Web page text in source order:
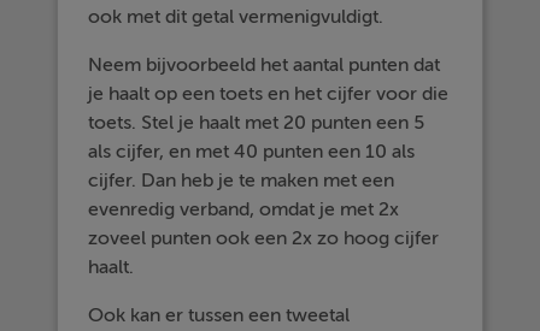
ook met dit getal vermenigvuldigt.
Neem bijvoorbeeld het aantal punten dat
je haalt op een toets en het cijfer voor die
toets. Stel je haalt met 20 punten een 5
als cijfer, en met 40 punten een 10 als
cijfer. Dan heb je te maken met een
evenredig verband, omdat je met 2x
zoveel punten ook een 2x zo hoog cijfer
haalt.
Ook kan er tussen een tweetal